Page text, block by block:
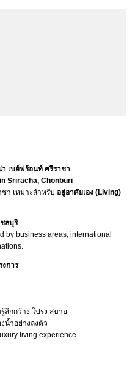
เบย์ฟร้อนท์ ศรีราชา
Sriracha, Chonburi
า เหมาะสำหรับ อยู่อาศัยเอง (Living)
ลบุรี
by business areas, international
การ
สึกกว้าง โปร่ง สบาย
น้ำอย่างลงตัว
living experience